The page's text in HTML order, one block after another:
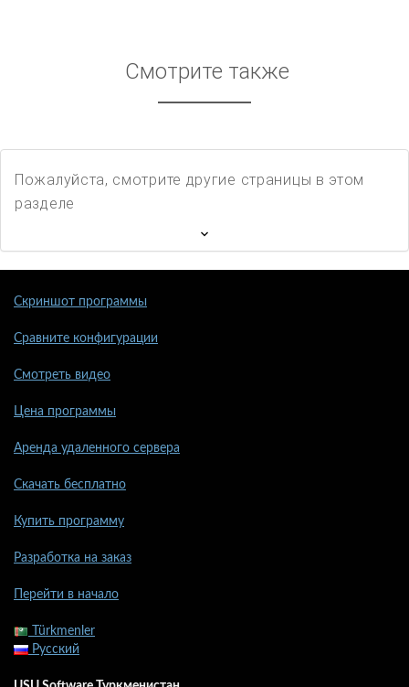
Смотрите также
Пожалуйста, смотрите другие страницы в этом
разделе
Скриншот программы
Сравните конфигурации
Смотреть видео
Цена программы
Аренда удаленного сервера
Скачать бесплатно
Купить программу
Разработка на заказ
Перейти в начало
Türkmenler
Русский